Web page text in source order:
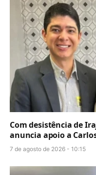
Com desistência de
anuncia apoio a
7 de agosto de 2026 - 10:15